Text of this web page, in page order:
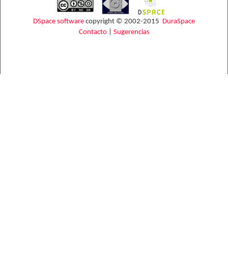
DSpace software copyright © 2002-2015 DuraSpace
Contacto| Sugerencias